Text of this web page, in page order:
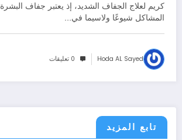
كريم لعلاج الجفاف الشديد، إذ يعتبر جفاف
المشاكل شيوعًا ولاسيما في…
Hoda AL Sayed 0 تعليقات
تابع المزيد